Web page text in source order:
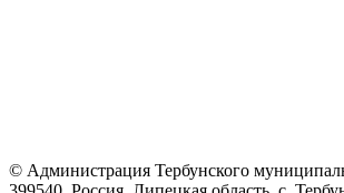
© Администрация Тербунского